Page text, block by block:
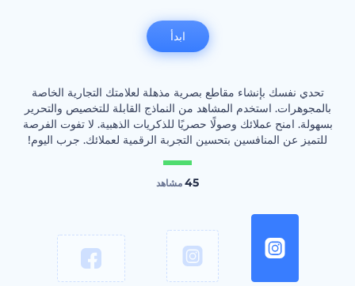
تحدي نفسك بإنشاء مقاطع بصرية مذهلة لعلامتك التجارية الخاصة
بالمجوهرات. استخدم المشاهد من النماذج القابلة للتخصيص والتحرير
بسهولة. امنح عملائك وصولًا حصريًا للذكريات الذهبية. لا تفوت الفرصة
للتميز عن المنافسين بتحسين التجربة الرقمية لعملائك. جرب اليوم!
45 مشاهد
ابدأ